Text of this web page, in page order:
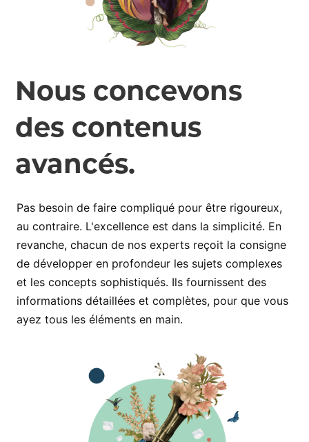
Nous concevons
des contenus
avancés.
Pas besoin de faire compliqué pour être rigoureux,
au contraire. L'excellence est dans la simplicité. En
revanche, chacun de nos experts reçoit la consigne
de développer en profondeur les sujets complexes
et les concepts sophistiqués. Ils fournissent des
informations détaillées et complètes, pour que vous
ayez tous les éléments en main.